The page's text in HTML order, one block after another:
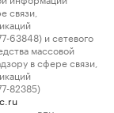
связи,
63848) и сетевого
массовой
в сфере связи,
82385)